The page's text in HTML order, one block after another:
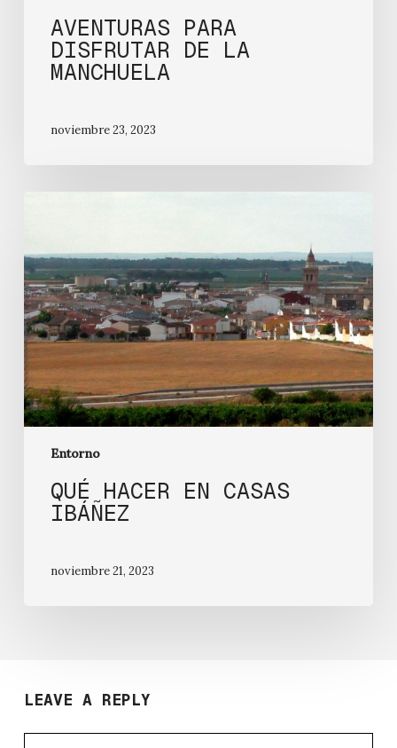
AVENTURAS PARA
DISFRUTAR DE LA
MANCHUELA
noviembre 23, 2023
Entorno
Casas
Ibáñez
QUÉ HACER EN CASAS
IBÁÑEZ
noviembre 21, 2023
LEAVE A REPLY